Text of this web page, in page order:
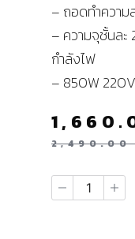
– ถอดทำความ
– ความจุชั้นละ
กำลังไฟ
– 850W